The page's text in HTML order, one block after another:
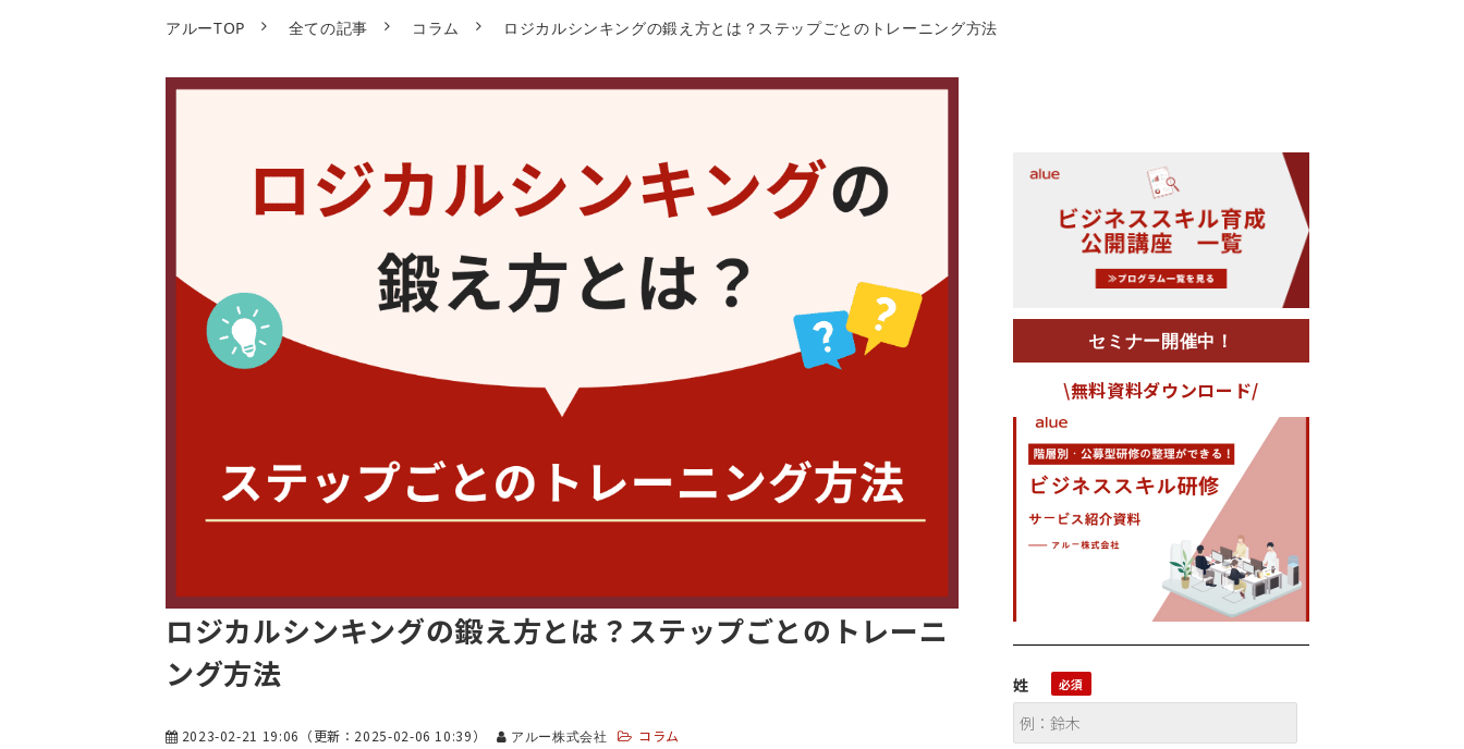
アルーTOP 全ての記事 コラム ロジカルシンキングの鍛え方とは？ステップごとのトレーニング方法
ロジカルシンキングの鍛え方とは？ステップごとのトレーニ
ング方法
2023-02-21 19:06 （更新： 2025-02-06 10:39） アルー株式会社
コラム
セミナー開催中！
\無料資料ダウンロード/
姓